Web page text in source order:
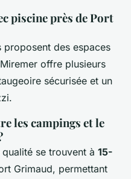
piscine près de Port
des espaces
offre plusieurs
sécurisée et un
les campings et le
se trouvent à 15-
Grimaud, permettant